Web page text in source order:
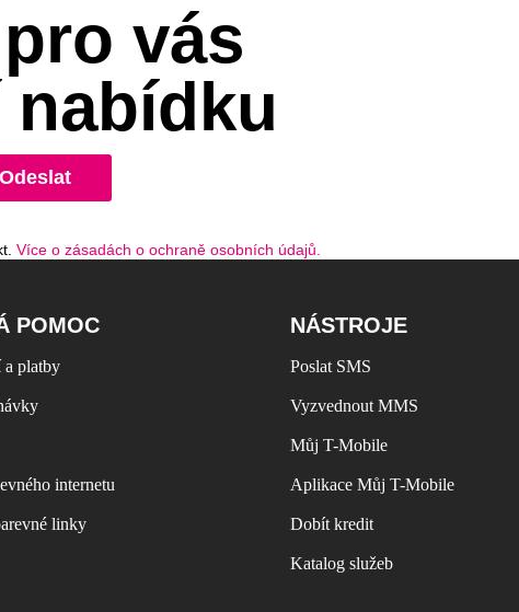
vás
Odeslat
Více o zásadách o ochraně osobních údajů.
POMOC
a platby
internetu
linky
NÁSTROJE
Poslat SMS
Vyzvednout MMS
Můj T-Mobile
Aplikace Můj T-Mobile
Dobít kredit
Katalog služeb